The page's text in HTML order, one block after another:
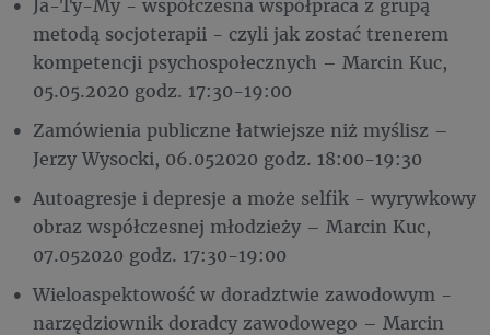
Ja-Ty-My - współczesna współpraca z grupą
metodą socjoterapii - czyli jak zostać trenerem
kompetencji psychospołecznych – Marcin Kuc,
05.05.2020 godz. 17:30-19:00
Zamówienia publiczne łatwiejsze niż myślisz –
Jerzy Wysocki, 06.052020 godz. 18:00-19:30
Autoagresje i depresje a może selfik - wyrywkowy
obraz współczesnej młodzieży – Marcin Kuc,
07.052020 godz. 17:30-19:00
Wieloaspektowość w doradztwie zawodowym -
narzędziownik doradcy zawodowego – Marcin